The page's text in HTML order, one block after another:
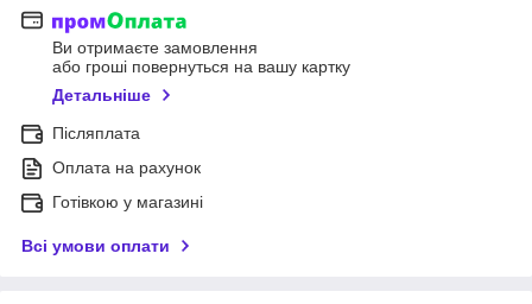
Ви отримаєте замовлення
або гроші повернуться на вашу картку
Детальніше
Післяплата
Оплата на рахунок
Готівкою у магазині
Всі умови оплати